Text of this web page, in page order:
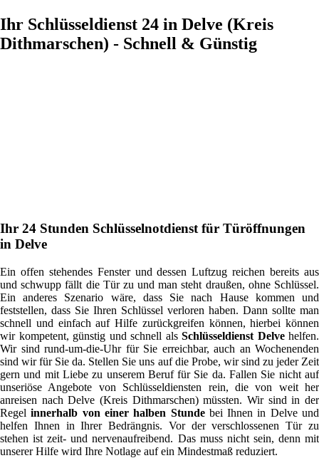
Ihr Schlüsseldienst 24 in Delve (Kreis
Dithmarschen) - Schnell & Günstig
Ihr 24 Stunden Schlüsselnotdienst für Türöffnungen
in Delve
Ein offen stehendes Fenster und dessen Luftzug reichen bereits aus
und schwupp fällt die Tür zu und man steht draußen, ohne Schlüssel.
Ein anderes Szenario wäre, dass Sie nach Hause kommen und
feststellen, dass Sie Ihren Schlüssel verloren haben. Dann sollte man
schnell und einfach auf Hilfe zurückgreifen können, hierbei können
wir kompetent, günstig und schnell als Schlüsseldienst Delvehelfen.
Wir sind rund-um-die-Uhr für Sie erreichbar, auch an Wochenenden
sind wir für Sie da. Stellen Sie uns auf die Probe, wir sind zu jeder Zeit
gern und mit Liebe zu unserem Beruf für Sie da. Fallen Sie nicht auf
unseriöse Angebote von Schlüsseldiensten rein, die von weit her
anreisen nach Delve (Kreis Dithmarschen) müssten. Wir sind in der
Regelinnerhalb von einer halben Stundebei Ihnen in Delve und
helfen Ihnen in Ihrer Bedrängnis. Vor der verschlossenen Tür zu
stehen ist zeit- und nervenaufreibend. Das muss nicht sein, denn mit
unserer Hilfe wird Ihre Notlage auf ein Mindestmaß reduziert.